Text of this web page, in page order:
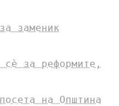
заменик
сè за реформите,
на Општина